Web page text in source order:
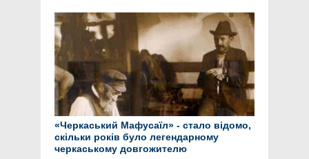
«Черкаський Мафусаїл» - стало відомо,
скільки років було легендарному
черкаському довгожителю